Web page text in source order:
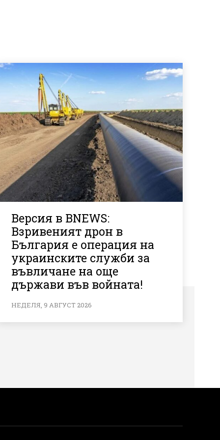
Версия в BNEWS:
Взривеният дрон в
България е операция на
украинските служби за
въвличане на още
държави във войната!
НЕДЕЛЯ, 9 АВГУСТ 2026